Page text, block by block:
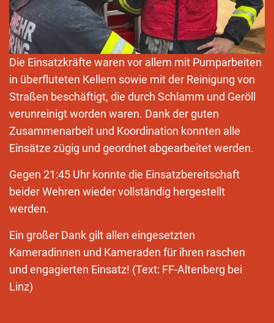
Die Einsatzkräfte waren vor allem mit Pumparbeiten
in überfluteten Kellern sowie mit der Reinigung von
Straßen beschäftigt, die durch Schlamm und Geröll
verunreinigt worden waren. Dank der guten
Zusammenarbeit und Koordination konnten alle
Einsätze zügig und geordnet abgearbeitet werden.
Gegen 21:45 Uhr konnte die Einsatzbereitschaft
beider Wehren wieder vollständig hergestellt
werden.
Ein großer Dank gilt allen eingesetzten
Kameradinnen und Kameraden für ihren raschen
und engagierten Einsatz! (Text: FF-Altenberg bei
Linz)